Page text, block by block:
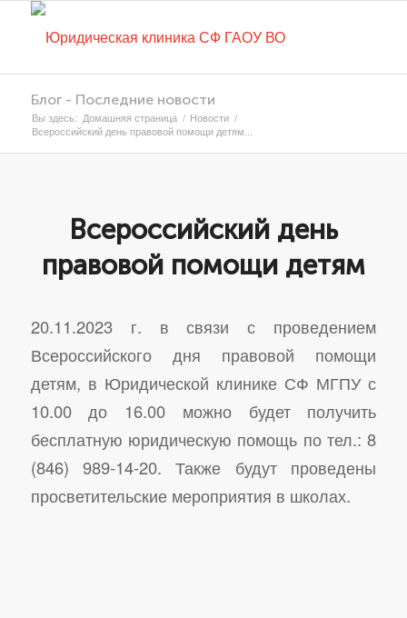
Блог - Последние новости
Вы здесь: Домашняя страница / Новости /
Всероссийский день правовой помощи детям...
Всероссийский день
правовой помощи детям
20.11.2023 г. в связи с проведением
Всероссийского дня правовой помощи
детям, в Юридической клинике СФ МГПУ с
10.00 до 16.00 можно будет получить
бесплатную юридическую помощь по тел.: 8
(846) 989-14-20. Также будут проведены
просветительские мероприятия в школах.